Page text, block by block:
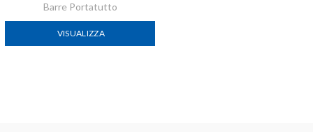
Barre Portatutto
VISUALIZZA